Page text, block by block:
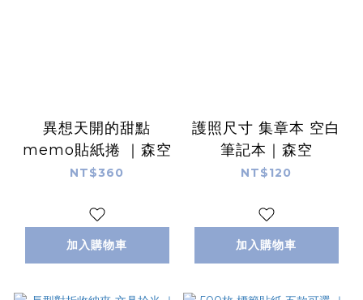
異想天開的甜點
memo貼紙捲 ｜森空
NT$360
加入購物車
護照尺寸 集章本 空白
筆記本｜森空
NT$120
加入購物車